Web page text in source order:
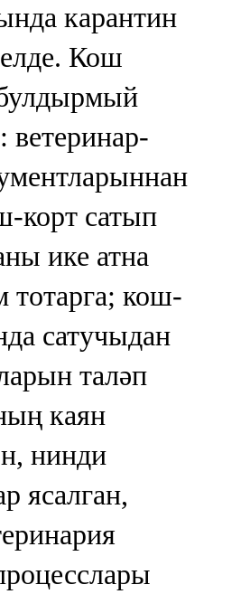
карантин
Кош
ветеринар-
корт сатып
ике атна
тотарга; кош-
сатучыдан
таләп
каян
нинди
ясалган,